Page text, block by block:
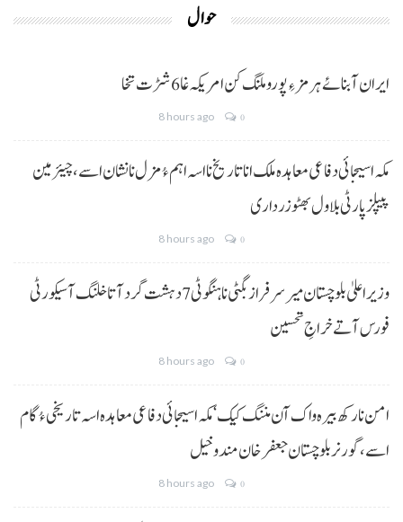
حوال
ایران آبنائے ہرمز ءِ پورو ملنگ کن امریکہ غا 6 شڑت تخا
8 hours ago 0
مکہ اسیجائی دفاعی معاہدہ ملک انا تاریخ نا اسہ اہم ءُ مزل نا نشان اسے، چیئرمین
پیپلز پارٹی بلاول بھٹو زرداری
8 hours ago 0
وزیراعلیٰ بلوچستان میر سرفراز بگٹی نا ہنگو ٹی 7 دہشت گرد آتا خلنگ آ سیکورٹی
فورس آتے خراجِ تحسین
8 hours ago 0
امن نا رکھ بیرہ واک آن مننگ کیک‘ مکہ اسیجائی دفاعی معاہدہ اسہ تاریخی ءُ گام
اسے،گورنر بلوچستان جعفر خان مندوخیل
8 hours ago 0